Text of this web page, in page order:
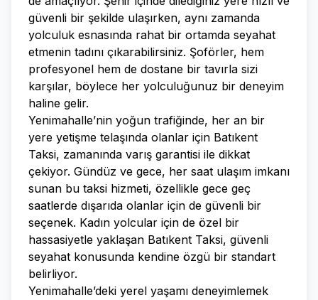
güvenli bir şekilde ulaşırken, aynı zamanda
yolculuk esnasında rahat bir ortamda seyahat
etmenin tadını çıkarabilirsiniz. Şoförler, hem
profesyonel hem de dostane bir tavırla sizi
karşılar, böylece her yolculuğunuz bir deneyim
haline gelir.
Yenimahalle’nin yoğun trafiğinde, her an bir
yere yetişme telaşında olanlar için Batıkent
Taksi, zamanında varış garantisi ile dikkat
çekiyor. Gündüz ve gece, her saat ulaşım imkanı
sunan bu taksi hizmeti, özellikle gece geç
saatlerde dışarıda olanlar için de güvenli bir
seçenek. Kadın yolcular için de özel bir
hassasiyetle yaklaşan Batıkent Taksi, güvenli
seyahat konusunda kendine özgü bir standart
belirliyor.
Yenimahalle’deki yerel yaşamı deneyimlemek